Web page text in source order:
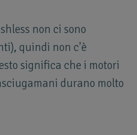
non ci sono
quindi non c'è
significa che i motori
durano molto